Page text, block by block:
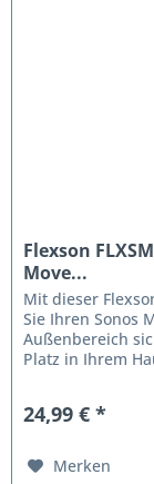
Flexson
Move...
Mit dieser
Sie Ihren Sonos
Außenbereich
Platz in Ihrem
24,99 € *
Merken